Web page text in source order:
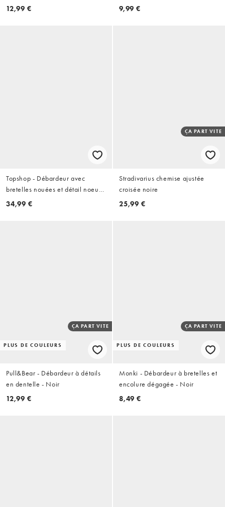
épaisseur - Noir
12,99 €
9,99 €
Topshop - Débardeur avec
bretelles nouées et détail noeud
- Gris chiné
34,99 €
ÇA PART VITE
Stradivarius chemise ajustée
croisée noire
25,99 €
PLUS DE COULEURS
ÇA PART VITE
Pull&Bear - Débardeur à détails
en dentelle - Noir
12,99 €
PLUS DE COULEURS
ÇA PART VITE
Monki - Débardeur à bretelles et
encolure dégagée - Noir
8,49 €